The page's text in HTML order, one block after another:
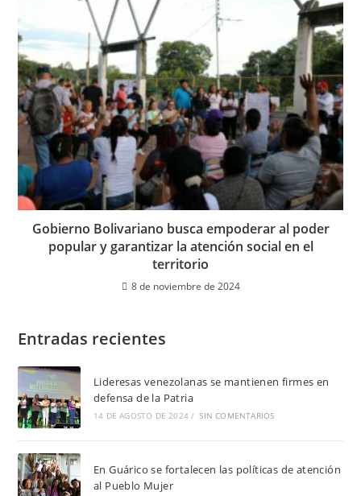
Gobierno Bolivariano busca empoderar al poder
popular y garantizar la atención social en el
territorio
8 de noviembre de 2024
Entradas recientes
Lideresas venezolanas se mantienen firmes en
defensa de la Patria
14 DE AGOSTO DE 2024 / SIN COMENTARIOS
En Guárico se fortalecen las políticas de atención
al Pueblo Mujer